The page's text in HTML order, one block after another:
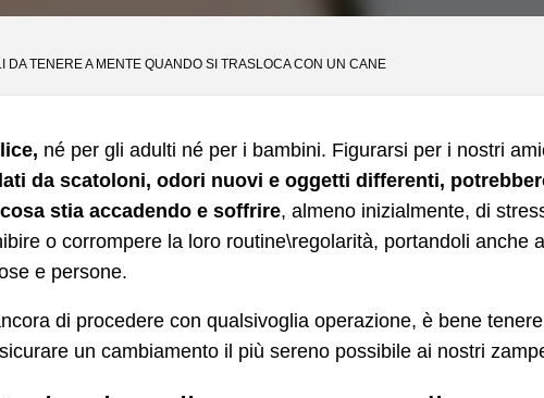
DA TENERE A MENTE QUANDO SI TRASLOCA CON UN CANE
né per gli adulti né per i bambini. Figurarsi per i nostri
da scatoloni, odori nuovi e oggetti differenti,
stia accadendo e soffrire, almeno inizialmente, di
o corrompere la loro routine\regolarità, portandoli anche a
e persone.
di procedere con qualsivoglia operazione, è bene
un cambiamento il più sereno possibile ai nostri